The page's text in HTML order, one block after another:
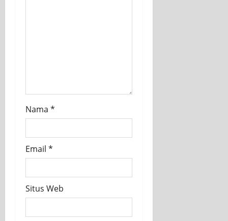
Nama *
Email *
Situs Web